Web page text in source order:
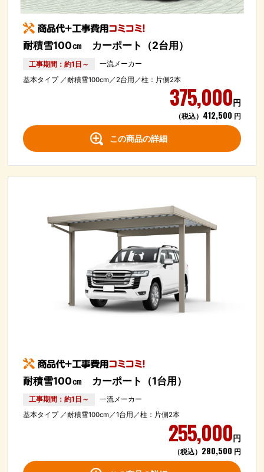
耐積雪100㎝ カーポート（2台用）
工事期間：約1日～
一流メーカー
基本タイプ ／耐積雪100cm／2台用／柱：片側2本
375,000円
（税込） 412,500 円
この商品の詳細
耐積雪100㎝ カーポート（1台用）
工事期間：約1日～
一流メーカー
基本タイプ ／耐積雪100cm／1台用／柱：片側2本
255,000円
（税込） 280,500 円